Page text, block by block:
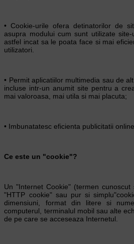
• Cookie-urile ofera detinatorilor de
asupra modului cum sunt utilizate
astfel incat sa le poata face si mai
utilizatori.
• Permit aplicatiilor multimedia sau de
incluse intr-un anumit site pentru a
mai valoroasa, mai utila si mai placuta;
• Imbunatatesc eficienta publicitatii online.
Ce este un "cookie"?
Un "Internet Cookie" (termen
"HTTP cookie" sau pur si
dimensiuni, format din litere si
computerul, terminalul mobil sau alte
de pe care se acceseaza Internetul.